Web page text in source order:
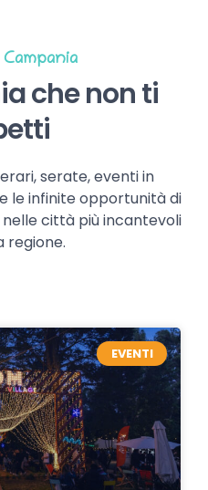
che non ti
serate, eventi in
le infinite opportunità di
città più incantevoli
regione.
EVENTI